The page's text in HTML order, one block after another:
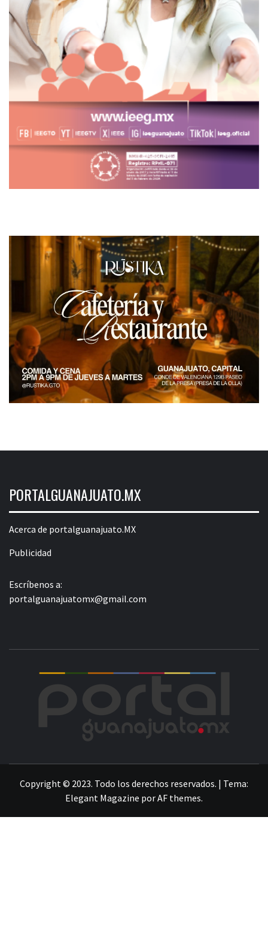
PORTALGUANAJUATO.MX
Acerca de portalguanajuato.MX
Publicidad
Escríbenos a:
portalguanajuatomx@gmail.com
Copyright © 2023. Todo los derechos reservados. | Tema:
Elegant Magazine porAF themes.